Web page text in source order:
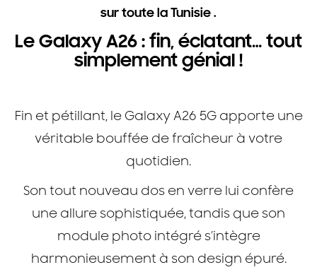
sur toute la Tunisie .
Le Galaxy A26 : fin, éclatant… tout
simplement génial !
Fin et pétillant, le Galaxy A26 5G apporte une
véritable bouffée de fraîcheur à votre
quotidien.
Son tout nouveau dos en verre lui confère
une allure sophistiquée, tandis que son
module photo intégré s’intègre
harmonieusement à son design épuré.